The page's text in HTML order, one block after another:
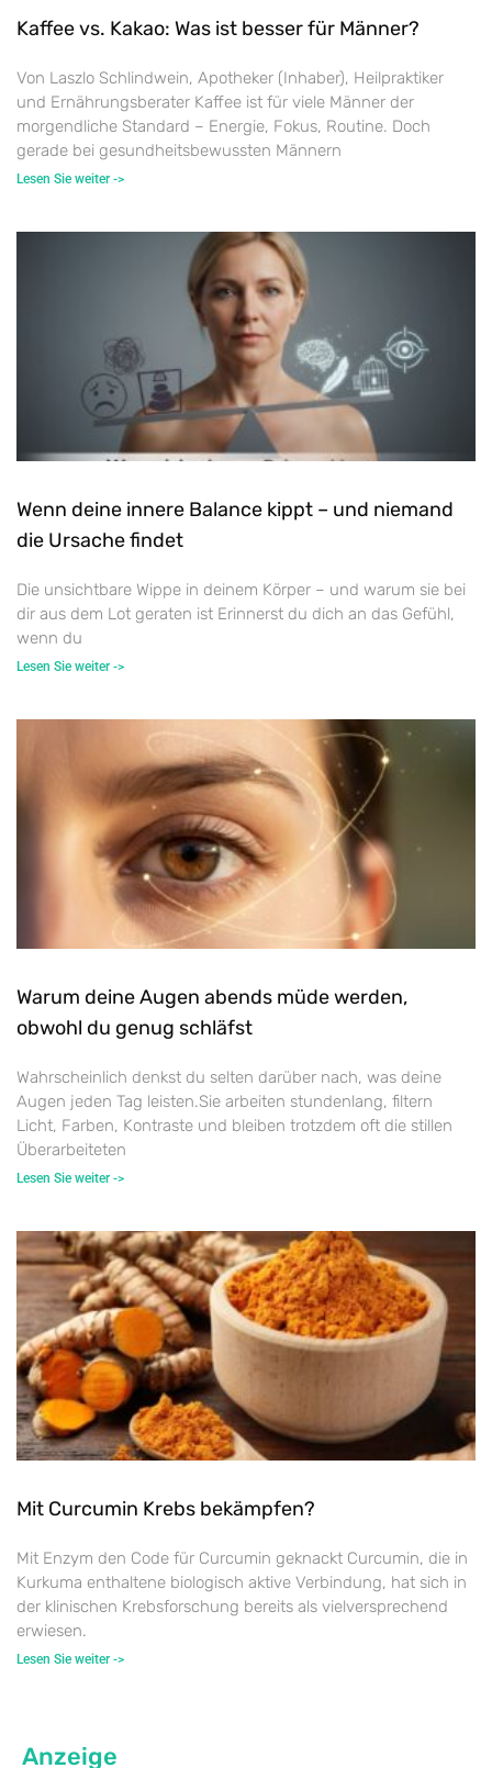
Kaffee vs. Kakao: Was ist besser für Männer?
Von Laszlo Schlindwein, Apotheker (Inhaber), Heilpraktiker
und Ernährungsberater Kaffee ist für viele Männer der
morgendliche Standard – Energie, Fokus, Routine. Doch
gerade bei gesundheitsbewussten Männern
Lesen Sie weiter ->
Wenn deine innere Balance kippt – und niemand
die Ursache findet
Die unsichtbare Wippe in deinem Körper – und warum sie bei
dir aus dem Lot geraten ist Erinnerst du dich an das Gefühl,
wenn du
Lesen Sie weiter ->
Warum deine Augen abends müde werden,
obwohl du genug schläfst
Wahrscheinlich denkst du selten darüber nach, was deine
Augen jeden Tag leisten.Sie arbeiten stundenlang, filtern
Licht, Farben, Kontraste und bleiben trotzdem oft die stillen
Überarbeiteten
Lesen Sie weiter ->
Mit Curcumin Krebs bekämpfen?
Mit Enzym den Code für Curcumin geknackt Curcumin, die in
Kurkuma enthaltene biologisch aktive Verbindung, hat sich in
der klinischen Krebsforschung bereits als vielversprechend
erwiesen.
Lesen Sie weiter ->
Anzeige